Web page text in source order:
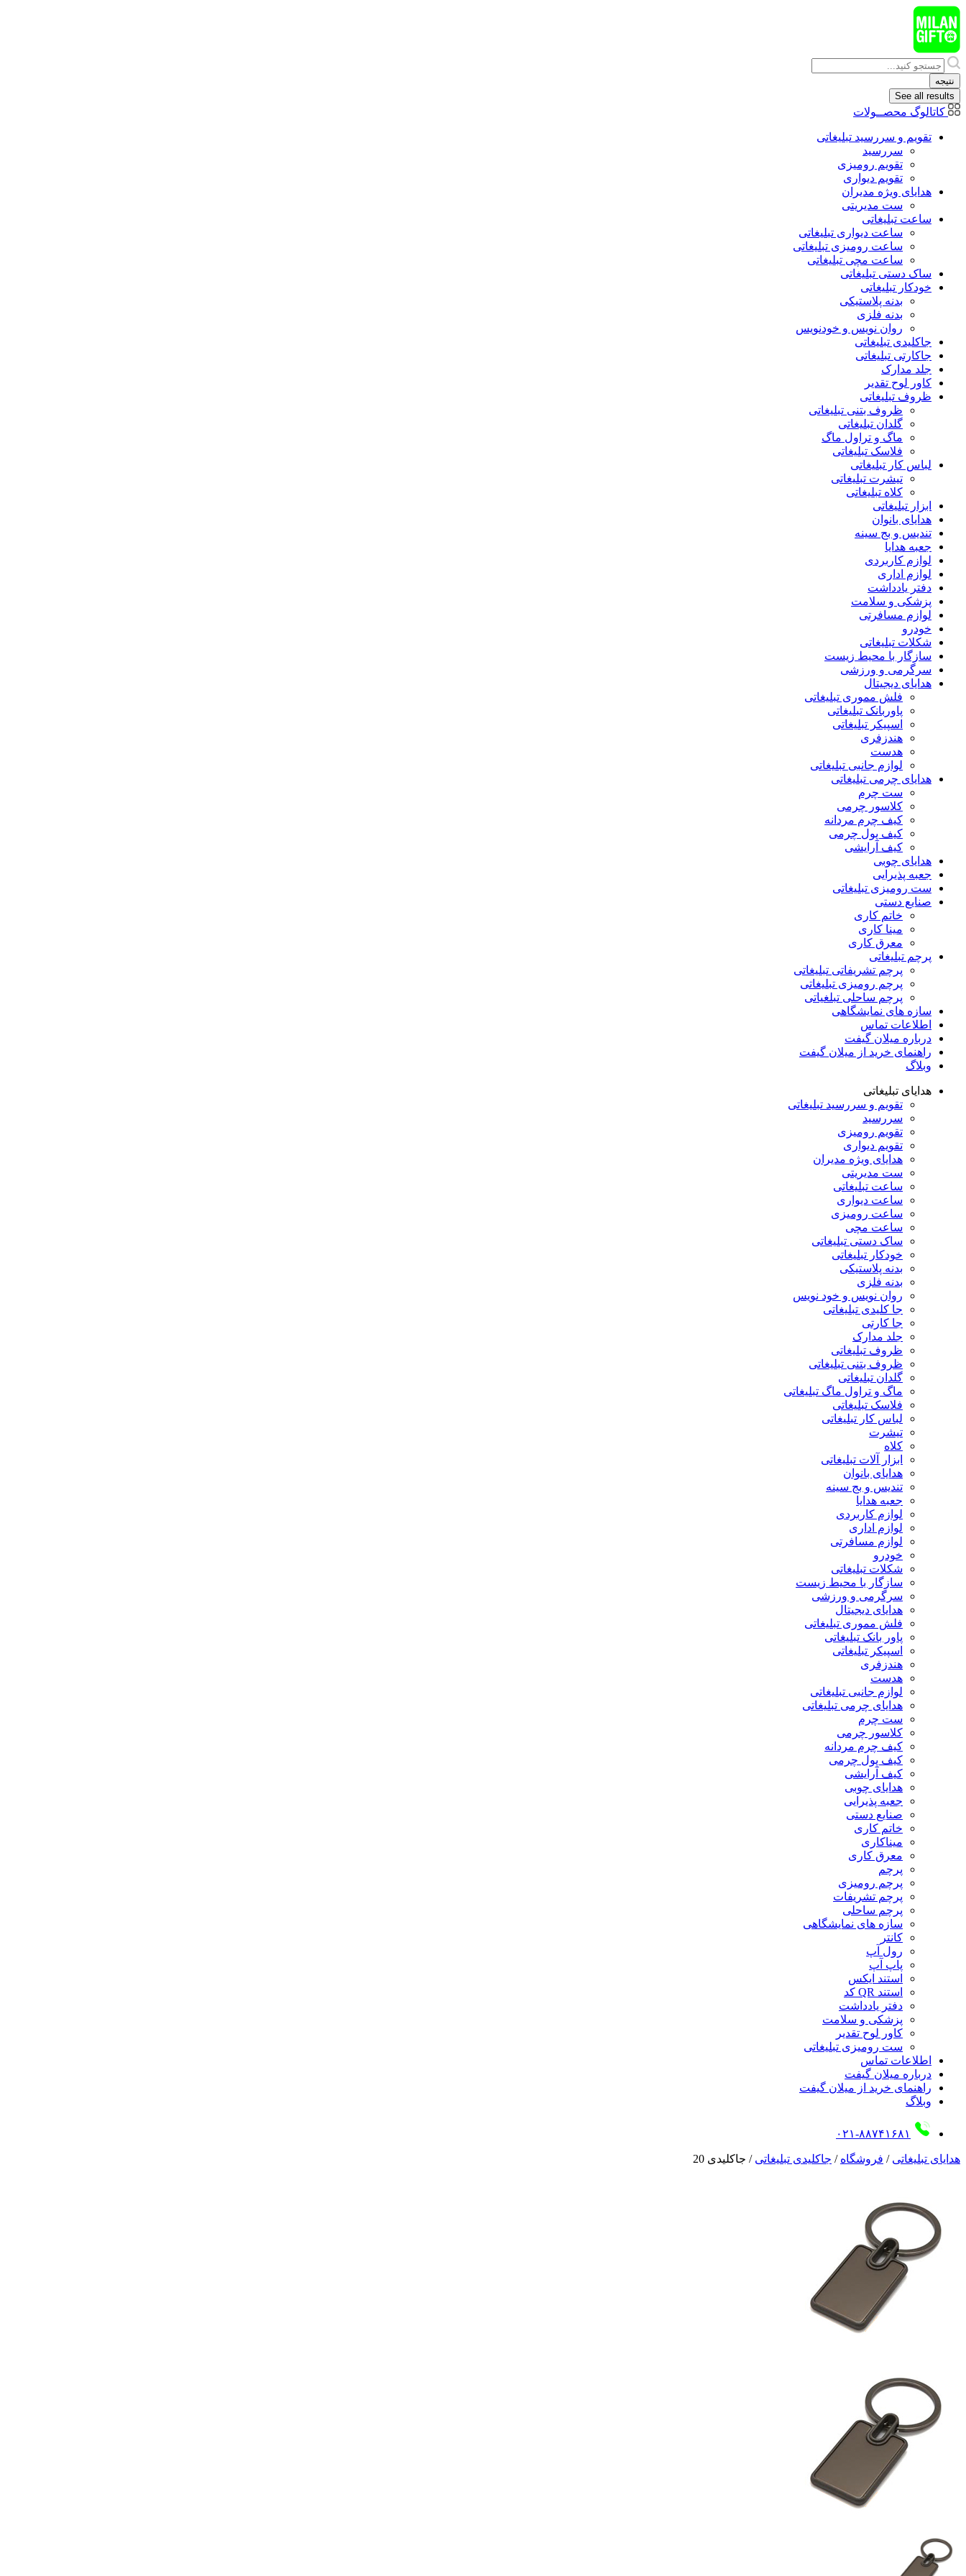
پرش
به
محتوا
Search
...
نتیجه
See all results
کاتالوگ محصــولات
تقویم و سررسید تبلیغاتی
سررسید
تقویم رومیزی
تقویم دیواری
هدایای ويژه مدیران
ست مدیریتی
ساعت تبلیغاتی
ساعت دیواری تبلیغاتی
ساعت رومیزی تبلیغاتی
ساعت مچی تبلیغاتی
ساک دستی تبلیغاتی
خودکار تبلیغاتی
بدنه پلاستیکی
بدنه فلزی
روان نویس و خودنویس
جاکلیدی تبلیغاتی
جاکارتی تبلیغاتی
جلد مدارک
کاور لوح تقدیر
ظروف تبلیغاتی
ظروف بتنی تبلیغاتی
گلدان تبلیغاتی
ماگ و تراول ماگ
فلاسک تبلیغاتی
لباس کار تبلیغاتی
تیشرت تبلیغاتی
کلاه تبلیغاتی
ابزار تبلیغاتی
هدایای بانوان
تندیس و بج سینه
جعبه هدایا
لوازم کاربردی
لوازم اداری
دفتر یادداشت
پزشکی و سلامت
لوازم مسافرتی
خودرو
شکلات تبلیغاتی
سازگار با محیط زیست
سرگرمی و ورزشی
هدایای دیجیتال
فلش مموری تبلیغاتی
پاوربانک تبلیغاتی
اسپیکر تبلیغاتی
هندزفری
هدست
لوازم جانبی تبلیغاتی
هدایای چرمی تبلیغاتی
ست چرم
کلاسور چرمی
کیف چرم مردانه
کیف پول چرمی
کیف آرایشی
هدایای چوبی
جعبه پذیرایی
ست رومیزی تبلیغاتی
صنایع دستی
خاتم کاری
مینا کاری
معرق کاری
پرچم تبلیغاتی
پرچم تشریفاتی تبلیغاتی
پرچم رومیزی تبلیغاتی
پرچم ساحلی تبلغیاتی
سازه های نمایشگاهی
اطلاعات تماس
درباره میلان گیفت
راهنمای خرید از میلان گیفت
وبلاگ
هدایای تبلیغاتی
تقویم و سررسید تبلیغاتی
سررسید
تقویم رومیزی
تقویم دیواری
هدایای ویژه مدیران
ست مدیریتی
ساعت تبلیغاتی
ساعت دیواری
ساعت رومیزی
ساعت مچی
ساک دستی تبلیغاتی
خودکار تبلیغاتی
بدنه پلاستیکی
بدنه فلزی
روان نویس و خود نویس
جا کلیدی تبلیغاتی
جا کارتی
جلد مدارک
ظروف تبلیغاتی
ظروف بتنی تبلیغاتی
گلدان تبلیغاتی
ماگ و تراول ماگ تبلیغاتی
فلاسک تبلیغاتی
لباس کار تبلیغاتی
تیشرت
کلاه
ابزار آلات تبلیغاتی
هدایای بانوان
تندیس و بج سینه
جعبه هدایا
لوازم کاربردی
لوازم اداری
لوازم مسافرتی
خودرو
شکلات تبلیغاتی
سازگار با محیط زیست
سرگرمی و ورزشی
هدایای دیجیتال
فلش مموری تبلیغاتی
پاور بانک تبلیغاتی
اسپیکر تبلیغاتی
هندزفری
هدست
لوازم جانبی تبلیغاتی
هدایای چرمی تبلیغاتی
ست چرم
کلاسور چرمی
کیف چرم مردانه
کیف پول چرمی
کیف آرایشی
هدایای چوبی
جعبه پذیرایی
صنایع دستی
خاتم کاری
میناکاری
معرق کاری
پرچم
پرچم رومیزی
پرچم تشریفات
پرچم ساحلی
سازه های نمایشگاهی
کانتر
رول آپ
پاپ آپ
استند ایکس
استند QR کد
دفتر یادداشت
پزشکی و سلامت
کاور لوح تقدیر
ست رومیزی تبلیغاتی
اطلاعات تماس
درباره میلان گیفت
راهنمای خرید از میلان گیفت
وبلاگ
۰۲۱-۸۸۷۴۱۶۸۱
هدایای تبلیغاتی / فروشگاه / جاکلیدی تبلیغاتی / جاکلیدی 20